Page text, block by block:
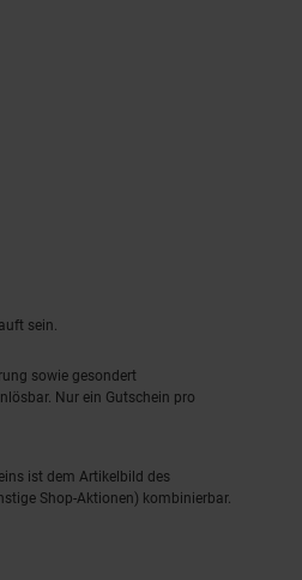
sein.
sowie gesondert
Nur ein Gutschein pro
ist dem Artikelbild des
Shop-Aktionen) kombinierbar.